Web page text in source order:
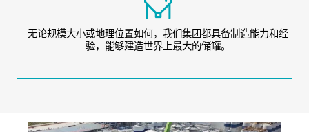
无论规模大小或地理位置如何，我们集团都具备制造能力和经
验，能够建造世界上最大的储罐。